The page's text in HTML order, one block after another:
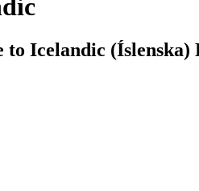
to Icelandic